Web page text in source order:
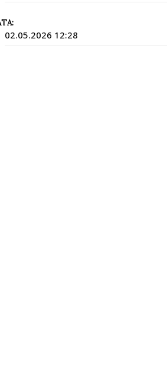
02.05.2026 12:28